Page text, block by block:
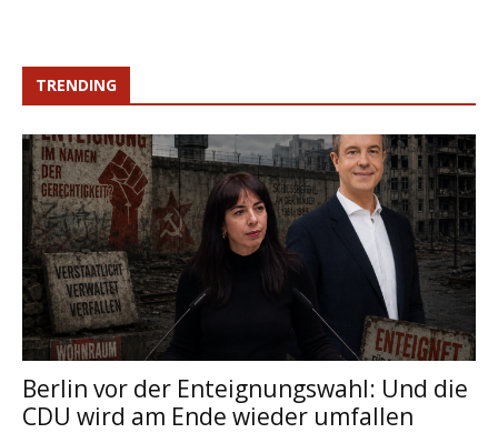
TRENDING
Berlin vor der Enteignungswahl: Und die
CDU wird am Ende wieder umfallen